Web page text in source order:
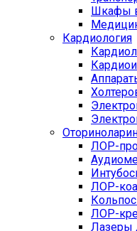
Шкафы
Кардиология
ЛОР-
ЛОР-
ЛОР-
Лазеры